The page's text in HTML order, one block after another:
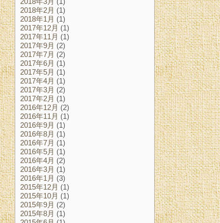
2018年2月 (1)
2018年1月 (1)
2017年12月 (1)
2017年11月 (1)
2017年9月 (2)
2017年7月 (2)
2017年6月 (1)
2017年5月 (1)
2017年4月 (1)
2017年3月 (2)
2017年2月 (1)
2016年12月 (2)
2016年11月 (1)
2016年9月 (1)
2016年8月 (1)
2016年7月 (1)
2016年5月 (1)
2016年4月 (2)
2016年3月 (1)
2016年1月 (3)
2015年12月 (1)
2015年10月 (1)
2015年9月 (2)
2015年8月 (1)